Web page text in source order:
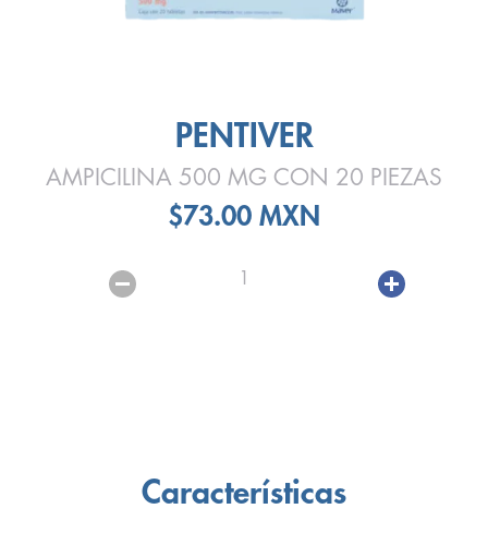
PENTIVER
AMPICILINA 500 MG CON 20 PIEZAS
$73.00 MXN
1
Características